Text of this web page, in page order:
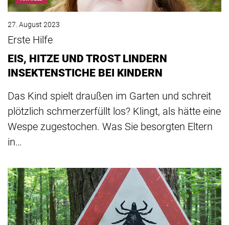
27. August 2023
Erste Hilfe
EIS, HITZE UND TROST LINDERN
INSEKTENSTICHE BEI KINDERN
Das Kind spielt draußen im Garten und schreit
plötzlich schmerzerfüllt los? Klingt, als hätte eine
Wespe zugestochen. Was Sie besorgten Eltern
in…